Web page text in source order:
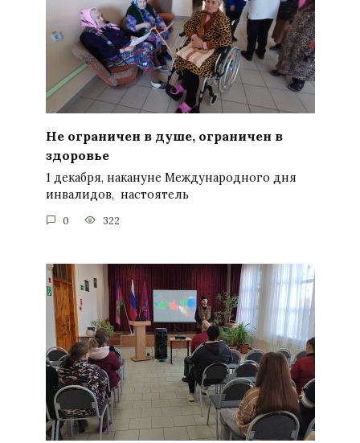
Не ограничен в душе, ограничен в
здоровье
1 декабря, накануне Международного дня
инвалидов, настоятель
0 322